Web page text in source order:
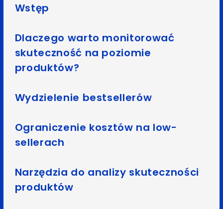
Wstęp
Dlaczego warto monitorować
skuteczność na poziomie
produktów?
Wydzielenie bestsellerów
Ograniczenie kosztów na low-
sellerach
Narzędzia do analizy skuteczności
produktów